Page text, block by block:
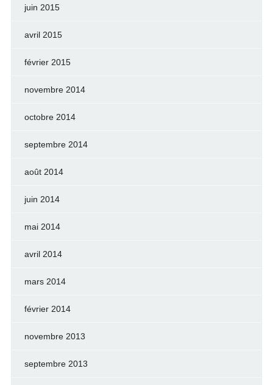
juin 2015
avril 2015
février 2015
novembre 2014
octobre 2014
septembre 2014
août 2014
juin 2014
mai 2014
avril 2014
mars 2014
février 2014
novembre 2013
septembre 2013